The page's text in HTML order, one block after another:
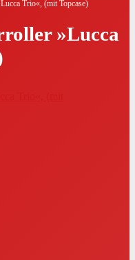
Trio«, (mit Topcase)
»Lucca